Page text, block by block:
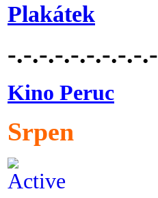
Plakátek
-.-.-.-.-.-.-.-.-.-
Kino Peruc
Srpen